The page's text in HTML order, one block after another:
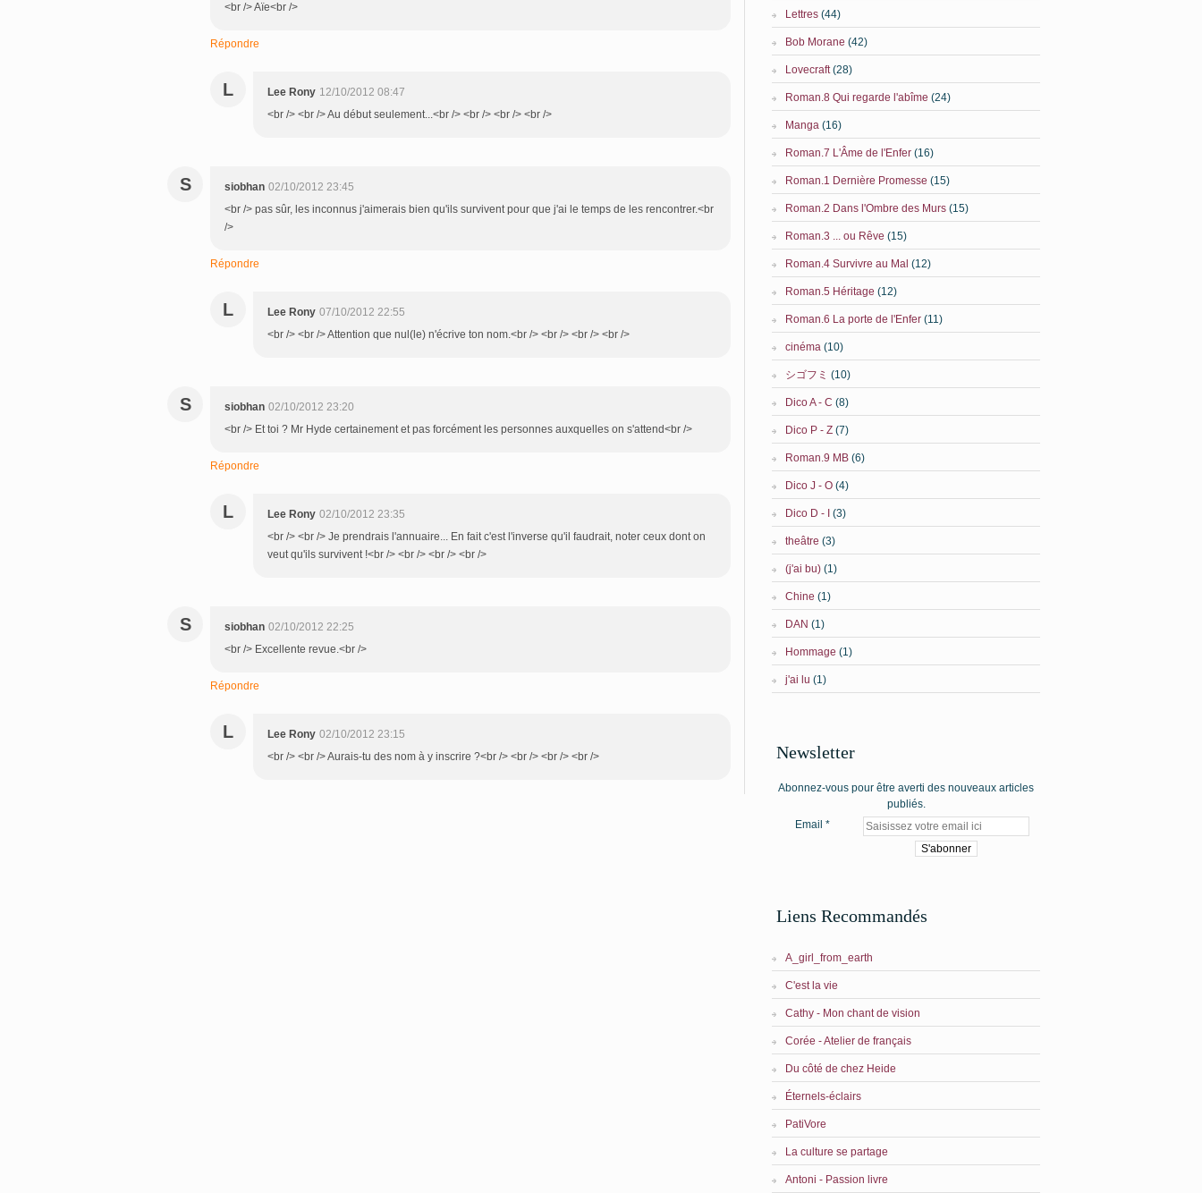
<br /> Aïe<br />
Répondre
L Lee Rony 12/10/2012 08:47
<br /> <br /> Au début seulement...<br /> <br /> <br /> <br />
S siobhan 02/10/2012 23:45
<br /> pas sûr, les inconnus j'aimerais bien qu'ils survivent pour que j'ai le temps de les rencontrer.<br
/>
Répondre
L Lee Rony 07/10/2012 22:55
<br /> <br /> Attention que nul(le) n'écrive ton nom.<br /> <br /> <br /> <br />
S siobhan 02/10/2012 23:20
<br /> Et toi ? Mr Hyde certainement et pas forcément les personnes auxquelles on s'attend<br />
Répondre
L Lee Rony 02/10/2012 23:35
<br /> <br /> Je prendrais l'annuaire... En fait c'est l'inverse qu'il faudrait, noter ceux dont on
veut qu'ils survivent !<br /> <br /> <br /> <br />
S siobhan 02/10/2012 22:25
<br /> Excellente revue.<br />
Répondre
L Lee Rony 02/10/2012 23:15
<br /> <br /> Aurais-tu des nom à y inscrire ?<br /> <br /> <br /> <br />
Lettres (44)
Bob Morane (42)
Lovecraft(28)
Roman.8 Qui regarde l'abîme (24)
Manga (16)
Roman.7 L'Âme de l'Enfer (16)
Roman.1 Dernière Promesse (15)
Roman.2 Dans l'Ombre des Murs (15)
Roman.3 ... ou Rêve (15)
Roman.4 Survivre au Mal (12)
Roman.5 Héritage (12)
Roman.6 La porte de l'Enfer (11)
cinéma (10)
シゴフミ (10)
Dico A - C (8)
Dico P - Z (7)
Roman.9 MB (6)
Dico J - O (4)
Dico D - I (3)
theâtre (3)
(j'ai bu) (1)
Chine (1)
DAN (1)
Hommage (1)
j'ai lu (1)
Newsletter
Abonnez-vous pour être averti des nouveaux articles
publiés.
Email
Liens Recommandés
A_girl_from_earth
C'est la vie
Cathy - Mon chant de vision
Corée - Atelier de français
Du côté de chez Heide
Éternels-éclairs
PatiVore
La culture se partage
Antoni - Passion livre